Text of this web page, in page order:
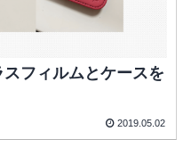
フィルムとケースを
2019.05.02